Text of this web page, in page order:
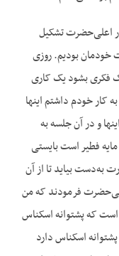
اعلی‌حضرت تشکیل
بودیم. روزی
فکری بشود یک کاری
کار خودم داشتم اینها
و در آن جلسه به
فطیر است بایستی
به‌دست بیاید تا از آن
فرمودند که من
است که پشتوانه اسکناس
اسکناس دارد